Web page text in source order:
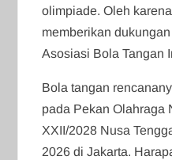
olimpiade. Oleh
memberikan
Asosiasi Bola Tangan
Bola tangan
pada Pekan Olahraga
XXII/2028 Nusa
2026 di Jakarta.